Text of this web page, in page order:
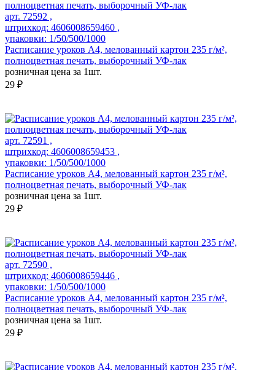
арт. 72592 ,
штрихкод: 4606008659460 ,
упаковки: 1/50/500/1000
Расписание уроков А4, мелованный картон 235 г/м²,
полноцветная печать, выборочный УФ-лак
розничная цена за 1шт.
29 ₽
арт. 72591 ,
штрихкод: 4606008659453 ,
упаковки: 1/50/500/1000
Расписание уроков А4, мелованный картон 235 г/м²,
полноцветная печать, выборочный УФ-лак
розничная цена за 1шт.
29 ₽
арт. 72590 ,
штрихкод: 4606008659446 ,
упаковки: 1/50/500/1000
Расписание уроков А4, мелованный картон 235 г/м²,
полноцветная печать, выборочный УФ-лак
розничная цена за 1шт.
29 ₽